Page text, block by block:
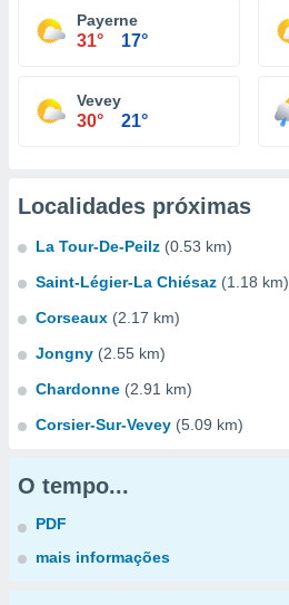
Payerne
31° 17°
Vevey
30° 21°
Localidades próximas
La Tour-De-Peilz (0.53 km)
Saint-Légier-La Chiésaz (1.18 km)
Corseaux (2.17 km)
Jongny (2.55 km)
Chardonne (2.91 km)
Corsier-Sur-Vevey (5.09 km)
O tempo...
PDF
mais informações